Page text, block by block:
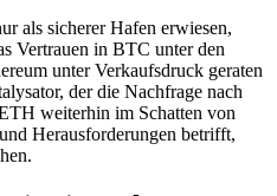
als sicherer Hafen erwiesen,
Vertrauen in BTC unter den
unter Verkaufsdruck geraten
der die Nachfrage nach
weiterhin im Schatten von
Herausforderungen betrifft,